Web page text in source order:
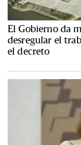
El Gobierno da
desregular el
el decreto